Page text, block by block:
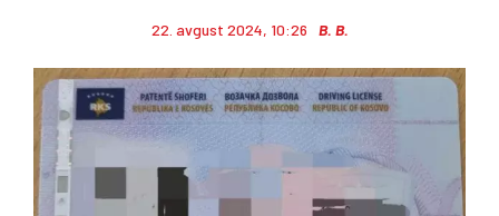
22. avgust 2024, 10:26 B. B.